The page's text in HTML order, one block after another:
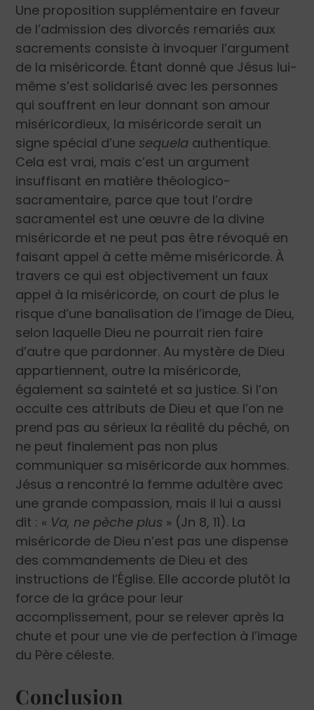
Une proposition supplémentaire en faveur
de l’admission des divorcés remariés aux
sacrements consiste à invoquer l’argument
de la miséricorde. Étant donné que Jésus lui-
même s’est solidarisé avec les personnes
qui souffrent en leur donnant son amour
miséricordieux, la miséricorde serait un
signe spécial d’unesequela authentique.
Cela est vrai, mais c’est un argument
insuffisant en matière théologico-
sacramentaire, parce que tout l’ordre
sacramentel est une œuvre de la divine
miséricorde et ne peut pas être révoqué en
faisant appel à cette même miséricorde. À
travers ce qui est objectivement un faux
appel à la miséricorde, on court de plus le
risque d’une banalisation de l’image de Dieu,
selon laquelle Dieu ne pourrait rien faire
d’autre que pardonner. Au mystère de Dieu
appartiennent, outre la miséricorde,
également sa sainteté et sa justice. Si l’on
occulte ces attributs de Dieu et que l’on ne
prend pas au sérieux la réalité du péché, on
ne peut finalement pas non plus
communiquer sa miséricorde aux hommes.
Jésus a rencontré la femme adultère avec
une grande compassion, mais il lui a aussi
dit : « Va, ne pèche plus » (Jn 8, 11). La
miséricorde de Dieu n’est pas une dispense
des commandements de Dieu et des
instructions de l’Église. Elle accorde plutôt la
force de la grâce pour leur
accomplissement, pour se relever après la
chute et pour une vie de perfection à l’image
du Père céleste.
Conclusion